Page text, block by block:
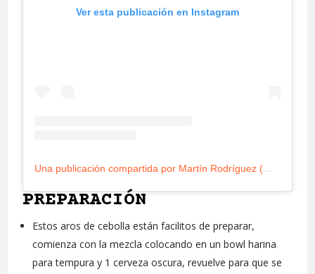
Ver esta publicación en Instagram
Una publicación compartida por Martín Rodríguez (@munchieslabs)
PREPARACIÓN
Estos aros de cebolla están facilitos de preparar,
comienza con la mezcla colocando en un bowl harina
para tempura y 1 cerveza oscura, revuelve para que se